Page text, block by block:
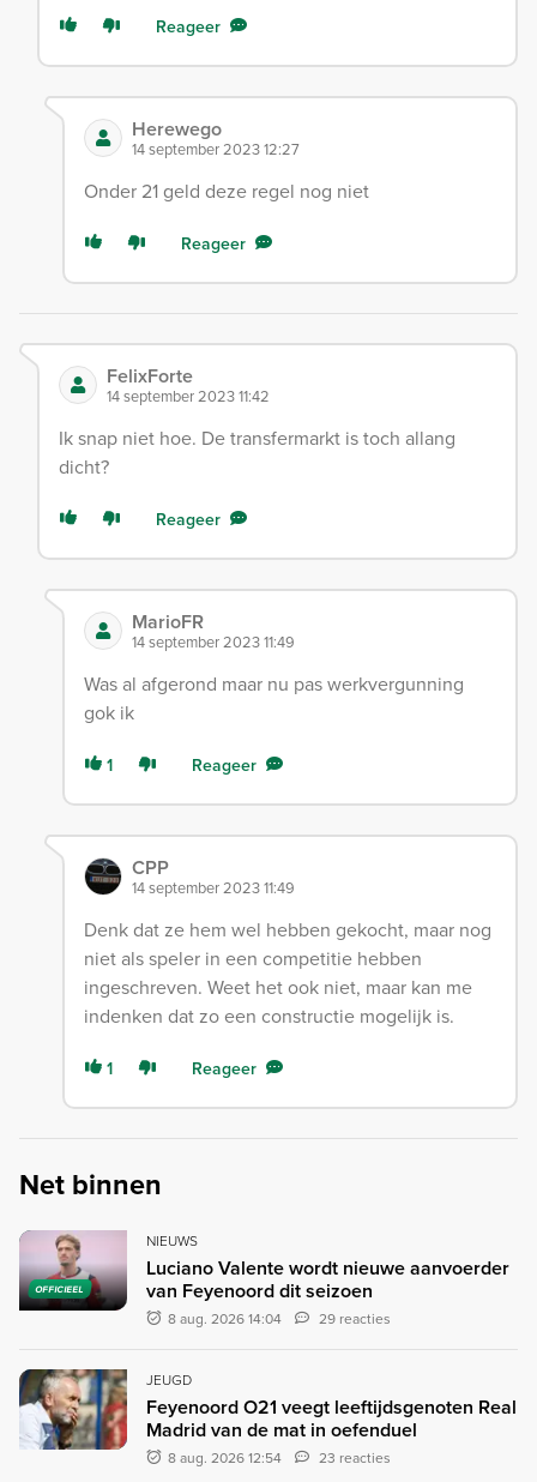
Reageer
Herewego
14 september 2023 12:27
Onder 21 geld deze regel nog niet
Reageer
FelixForte
14 september 2023 11:42
Ik snap niet hoe. De transfermarkt is toch allang
dicht?
Reageer
MarioFR
14 september 2023 11:49
Was al afgerond maar nu pas werkvergunning
gok ik
1 Reageer
CPP
14 september 2023 11:49
Denk dat ze hem wel hebben gekocht, maar nog
niet als speler in een competitie hebben
ingeschreven. Weet het ook niet, maar kan me
indenken dat zo een constructie mogelijk is.
1 Reageer
Net binnen
OFFICIEEL
NIEUWS
Luciano Valente wordt nieuwe aanvoerder
van Feyenoord dit seizoen
8 aug. 2026 14:04 29 reacties
JEUGD
Feyenoord O21 veegt leeftijdsgenoten Real
Madrid van de mat in oefenduel
8 aug. 2026 12:54 23 reacties